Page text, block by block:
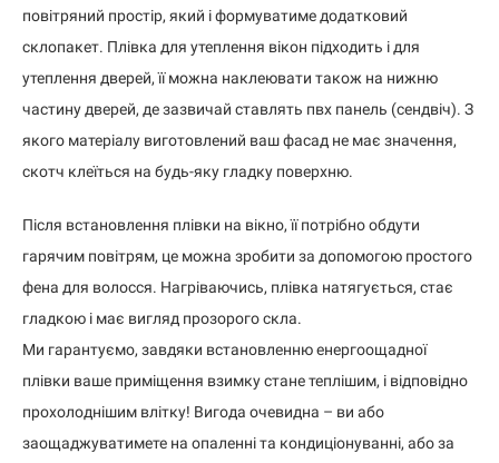
повітряний простір, який і формуватиме додатковий
склопакет. Плівка для утеплення вікон підходить і для
утеплення дверей, її можна наклеювати також на нижню
частину дверей, де зазвичай ставлять пвх панель (сендвіч). З
якого матеріалу виготовлений ваш фасад не має значення,
скотч клеїться на будь-яку гладку поверхню.
Після встановлення плівки на вікно, її потрібно обдути
гарячим повітрям, це можна зробити за допомогою простого
фена для волосся. Нагріваючись, плівка натягується, стає
гладкою і має вигляд прозорого скла.
Ми гарантуємо, завдяки встановленню енергоощадної
плівки ваше приміщення взимку стане теплішим, і відповідно
прохолоднішим влітку! Вигода очевидна – ви або
заощаджуватимете на опаленні та кондиціонуванні, або за